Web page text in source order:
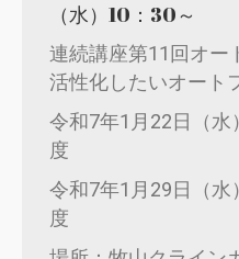
（水）10：30～
連続講座第11回オ
活性化したいオート
令和7年1月22日（
度
令和7年1月29日（
度